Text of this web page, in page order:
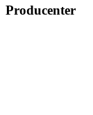
Producenter